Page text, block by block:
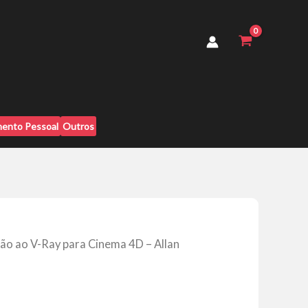
Pessoal Outros
ao V-Ray para Cinema 4D – Allan